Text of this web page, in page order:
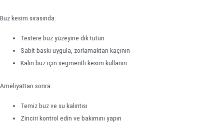
Buz kesim sırasında:
Testere buz yüzeyine dik tutun
Sabit baskı uygula, zorlamaktan kaçının
Kalın buz için segmentli kesim kullanın
Ameliyattan sonra:
Temiz buz ve su kalıntısı
Zinciri kontrol edin ve bakımını yapın